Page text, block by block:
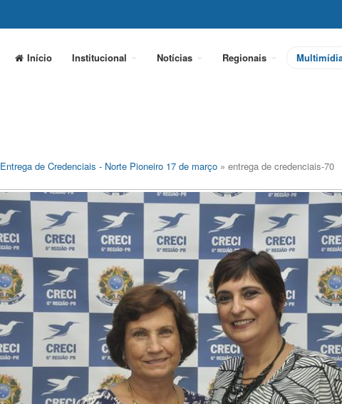
Início Institucional Notícias Regionais
Entrega de Credenciais - Norte Pioneiro 17 de março » entrega de credenciais-70